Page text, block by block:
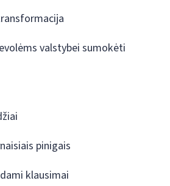
valstybei sumokėti
pinigais
klausimai